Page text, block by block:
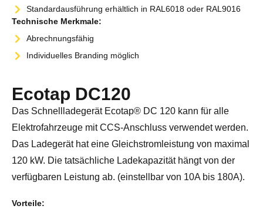
Standardausführung erhältlich in RAL6018 oder RAL9016
Technische Merkmale:
Abrechnungsfähig
Individuelles Branding möglich
Ecotap DC120
Das Schnellladegerät Ecotap® DC 120 kann für alle
Elektrofahrzeuge mit CCS-Anschluss verwendet werden.
Das Ladegerät hat eine Gleichstromleistung von maximal
120 kW. Die tatsächliche Ladekapazität hängt von der
verfügbaren Leistung ab. (einstellbar von 10A bis 180A).
Vorteile: